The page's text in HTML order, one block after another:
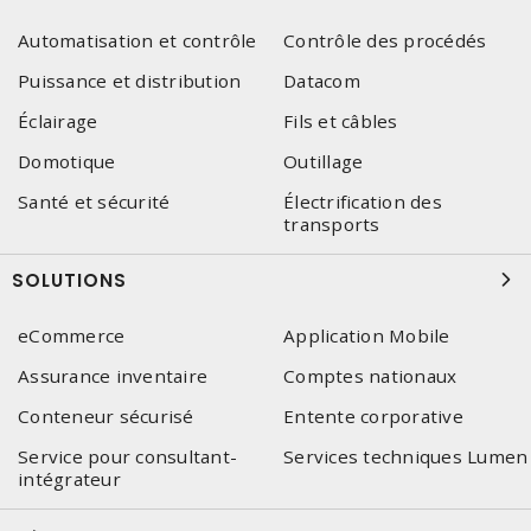
Automatisation et contrôle
Contrôle des procédés
Puissance et distribution
Datacom
Éclairage
Fils et câbles
Domotique
Outillage
Santé et sécurité
Électrification des
transports
SOLUTIONS
eCommerce
Application Mobile
Assurance inventaire
Comptes nationaux
Conteneur sécurisé
Entente corporative
Service pour consultant-
intégrateur
Services techniques Lumen